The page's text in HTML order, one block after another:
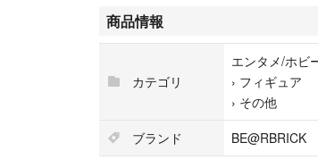
ご理解頂ける方のみのご購入をよろし
商品情報
カテゴリ
エンタメ/ホビ
› フィギュア
› その他
ブランド
BE@RBRICK